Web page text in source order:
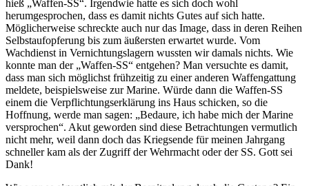
hieß
Waffen-SS . Irgendwie hatte es sich doch wohl
herumgesprochen, dass es damit nichts Gutes auf sich hatte.
Möglicherweise schreckte auch nur das Image, dass in deren Reihen
Selbstaufopferung bis zum äußersten erwartet wurde. Vom
Wachdienst in Vernichtungslagern wussten wir damals nichts. Wie
konnte man der Waffen-SS
entgehen? Man versuchte es damit,
dass man sich möglichst frühzeitig zu einer anderen Waffengattung
meldete, beispielsweise zur Marine. Würde dann die Waffen-SS
einem die Verpflichtungserklärung ins Haus schicken, so die
Hoffnung, werde man sagen:
Bedaure, ich habe mich der Marine
versprochen . Akut geworden sind diese Betrachtungen vermutlich
nicht mehr, weil dann doch das Kriegsende für meinen Jahrgang
schneller kam als der Zugriff der Wehrmacht oder der SS. Gott sei
Dank!